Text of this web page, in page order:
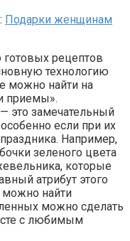
Подарки женщинам
готовых рецептов
технологию
можно найти на
приемы».
это замечательный
если при их
Например,
зеленого цвета
которые
атрибут этого
найти
можно сделать
с любимым